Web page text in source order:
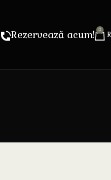
Rezervează acum! 0